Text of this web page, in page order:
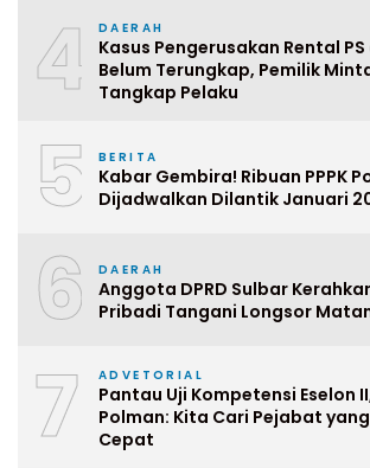
4 DAERAH
Kasus Pengerusakan Rental
Belum Terungkap, Pemilik
Tangkap Pelaku
5 BERITA
Kabar Gembira! Ribuan PPPK
Dijadwalkan Dilantik Januari
6 DAERAH
Anggota DPRD Sulbar
Pribadi Tangani Longsor
7 ADVETORIAL
Pantau Uji Kompetensi Eselon
Polman: Kita Cari Pejabat
Cepat